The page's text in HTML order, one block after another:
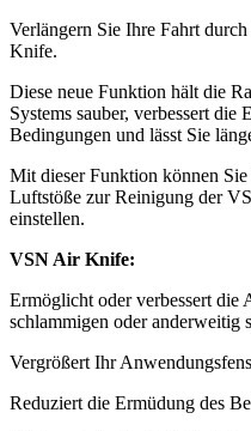
Verlängern Sie Ihre Fahrt
Knife.
Diese neue Funktion hält die
Systems sauber, verbessert die
Bedingungen und lässt Sie
Mit dieser Funktion können
Luftstöße zur Reinigung der
einstellen.
VSN Air Knife:
Ermöglicht oder verbessert die
schlammigen oder anderweitig
Vergrößert Ihr
Reduziert die Ermüdung des